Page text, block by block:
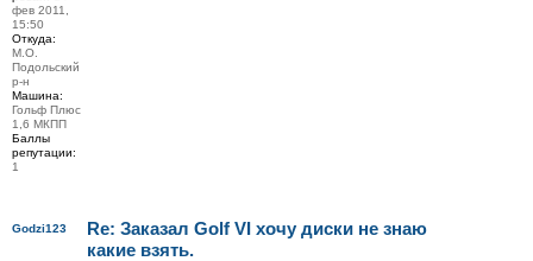
фев 2011,
15:50
Откуда:
М.О.
Подольский
р-н
Машина:
Гольф Плюс
1,6 МКПП
Баллы
репутации:
1
Re: Заказал Golf VI хочу диски не знаю
какие взять.
Godzi123